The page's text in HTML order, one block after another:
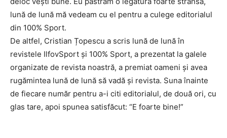
lună de lună mă vedeam cu el pentru a culege editorialul
din 100% Sport.
De altfel, Cristian Țopescu a scris lună de lună în
revistele IlfovSport și 100% Sport, a prezentat la galele
organizate de revista noastră, a premiat oameni și avea
rugămintea lună de lună să vadă și revista. Suna înainte
de fiecare număr pentru a-i citi editorialul, de două ori, cu
glas tare, apoi spunea satisfăcut: “E foarte bine!”